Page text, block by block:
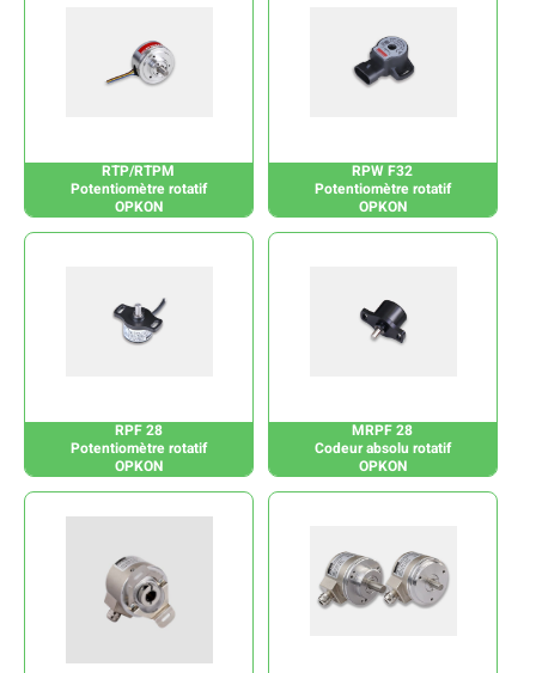
RTP/RTPM
Potentiomètre rotatif
OPKON
RPW F32
Potentiomètre rotatif
OPKON
RPF 28
Potentiomètre rotatif
OPKON
MRPF 28
Codeur absolu rotatif
OPKON